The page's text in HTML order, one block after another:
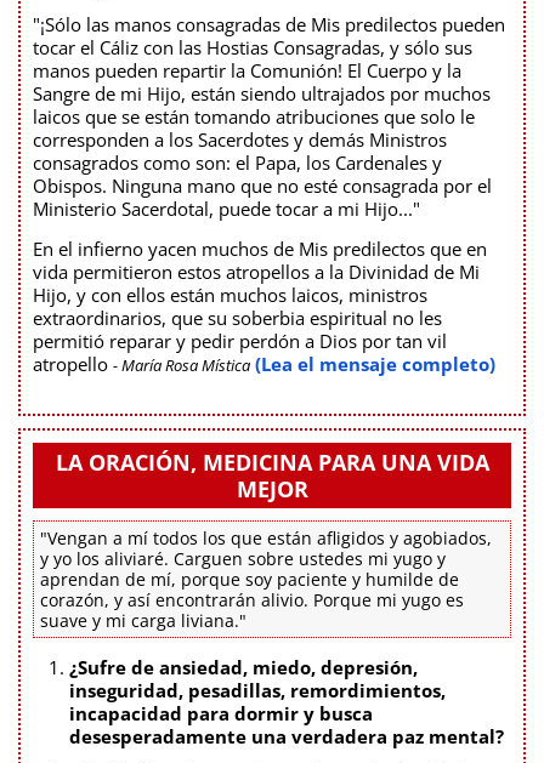
"¡Sólo las manos consagradas de Mis predilectos pueden
tocar el Cáliz con las Hostias Consagradas, y sólo sus
manos pueden repartir la Comunión! El Cuerpo y la
Sangre de mi Hijo, están siendo ultrajados por muchos
laicos que se están tomando atribuciones que solo le
corresponden a los Sacerdotes y demás Ministros
consagrados como son: el Papa, los Cardenales y
Obispos. Ninguna mano que no esté consagrada por el
Ministerio Sacerdotal, puede tocar a mi Hijo..."
En el infierno yacen muchos de Mis predilectos que en
vida permitieron estos atropellos a la Divinidad de Mi
Hijo, y con ellos están muchos laicos, ministros
extraordinarios, que su soberbia espiritual no les
permitió reparar y pedir perdón a Dios por tan vil
atropello - María Rosa Mística (Lea el mensaje completo)
LA ORACIÓN, MEDICINA PARA UNA VIDA
MEJOR
"Vengan a mí todos los que están afligidos y agobiados,
y yo los aliviaré. Carguen sobre ustedes mi yugo y
aprendan de mí, porque soy paciente y humilde de
corazón, y así encontrarán alivio. Porque mi yugo es
suave y mi carga liviana."
¿Sufre de ansiedad, miedo, depresión,
inseguridad, pesadillas, remordimientos,
incapacidad para dormir y busca
desesperadamente una verdadera paz mental?